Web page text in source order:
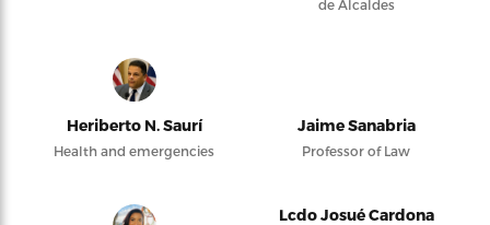
de Alcaldes
Heriberto N. Saurí
Health and emergencies
Jaime Sanabria
Professor of Law
Lcdo Josué Cardona